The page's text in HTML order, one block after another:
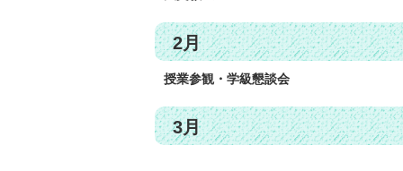
2月
授業参観・学級懇談会
3月